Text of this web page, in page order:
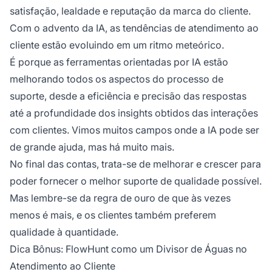
satisfação, lealdade e reputação da marca do cliente.
Com o advento da IA, as tendências de atendimento ao
cliente estão evoluindo em um ritmo meteórico.
É porque as ferramentas orientadas por IA estão
melhorando todos os aspectos do processo de
suporte, desde a eficiência e precisão das respostas
até a profundidade dos insights obtidos das interações
com clientes. Vimos muitos campos onde a IA pode ser
de grande ajuda, mas há muito mais.
No final das contas, trata-se de melhorar e crescer para
poder fornecer o melhor suporte de qualidade possível.
Mas lembre-se da regra de ouro de que às vezes
menos é mais, e os clientes também preferem
qualidade à quantidade.
Dica Bônus: FlowHunt como um Divisor de Águas no
Atendimento ao Cliente